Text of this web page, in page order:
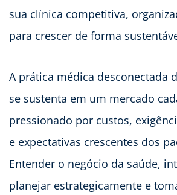
sua clínica competitiva,
para crescer de forma
A prática médica desconectada
se sustenta em um mercado
pressionado por custos,
e expectativas crescentes dos
Entender o negócio da saúde,
planejar estrategicamente e